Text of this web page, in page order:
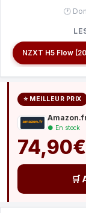
🕐
NZXT H5 Flow
⭐ MEILLEUR PRIX
● En stock
74,90€
🛒